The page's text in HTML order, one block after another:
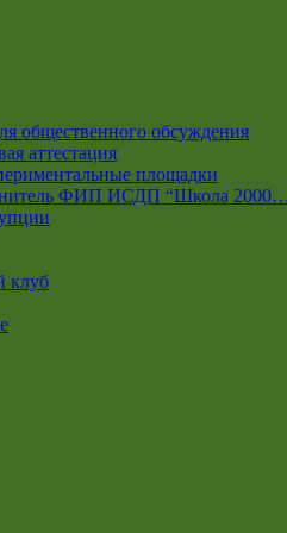
общественного обсуждения
аттестация
площадки
ФИП ИСДП “Школа
клуб